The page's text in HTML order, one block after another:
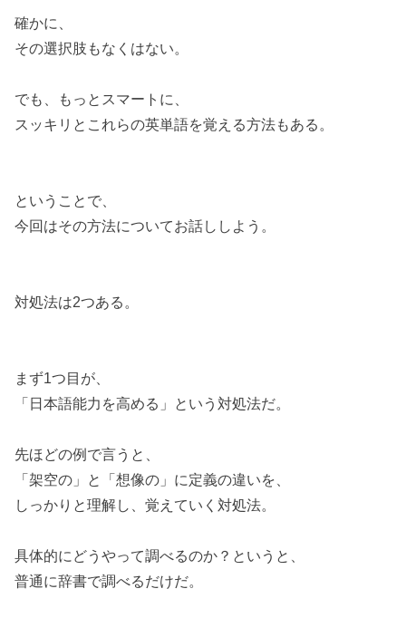
確かに、
その選択肢もなくはない。
でも、もっとスマートに、
スッキリとこれらの英単語を覚える方法もある。
ということで、
今回はその方法についてお話ししよう。
対処法は2つある。
まず1つ目が、
「日本語能力を高める」という対処法だ。
先ほどの例で言うと、
「架空の」と「想像の」に定義の違いを、
しっかりと理解し、覚えていく対処法。
具体的にどうやって調べるのか？というと、
普通に辞書で調べるだけだ。